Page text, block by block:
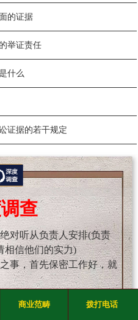
的证据
举证责任
什么
证据的若干规定
查
对听从负责人安排(负责
相信他们的实力)
事，首先保密工作好，就
商业范畴 拨打电话